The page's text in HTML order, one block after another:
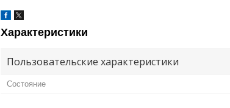
Характеристики
Пользовательские характеристики
Состояние